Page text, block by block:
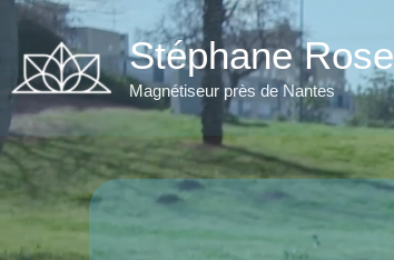
Aller
contenu
Stéphane Rose
Magnétiseur près de Nantes